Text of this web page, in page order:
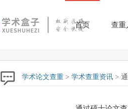
首页 查重
学术论文查重 > 学术查重资讯 >